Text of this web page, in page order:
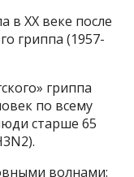
в XX веке после
гриппа (1957-
гриппа
по всему
старше 65
волнами: